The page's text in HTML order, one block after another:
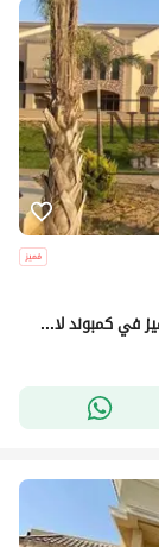
تاون هاوس فيلا استلام فوري ڤيو لاندسكيب بسعر مميز في كمبوند لافينير مستقبل سيتي | L'avenir Mostaqbal City